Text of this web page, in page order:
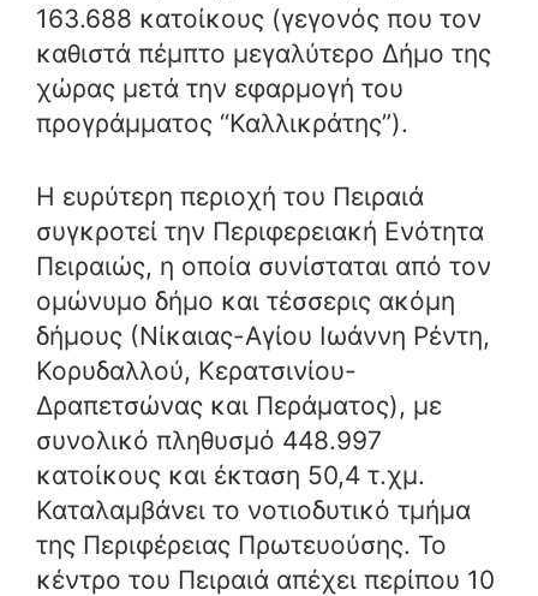
163.688 κατοίκους (γεγονός που τον
καθιστά πέμπτο μεγαλύτερο Δήμο της
χώρας μετά την εφαρμογή του
προγράμματος “Καλλικράτης”).
Η ευρύτερη περιοχή του Πειραιά
συγκροτεί την Περιφερειακή Ενότητα
Πειραιώς, η οποία συνίσταται από τον
ομώνυμο δήμο και τέσσερις ακόμη
δήμους (Νίκαιας-Αγίου Ιωάννη Ρέντη,
Κορυδαλλού, Κερατσινίου-
Δραπετσώνας και Περάματος), με
συνολικό πληθυσμό 448.997
κατοίκους και έκταση 50,4 τ.χμ.
Καταλαμβάνει το νοτιοδυτικό τμήμα
της Περιφέρειας Πρωτευούσης. Το
κέντρο του Πειραιά απέχει περίπου 10